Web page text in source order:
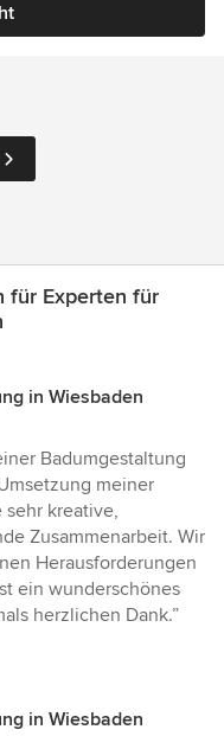
für Experten für
in Wiesbaden
Badumgestaltung
meiner
sehr kreative,
Zusammenarbeit. Wir
Herausforderungen
ein wunderschönes
herzlichen Dank.”
in Wiesbaden